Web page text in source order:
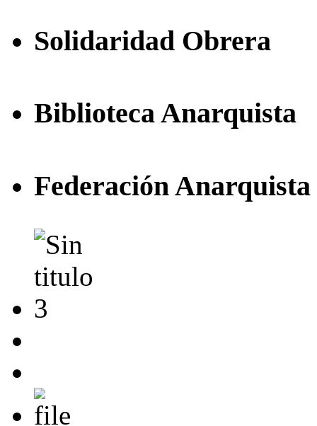
Solidaridad Obrera
Biblioteca Anarquista
Federación